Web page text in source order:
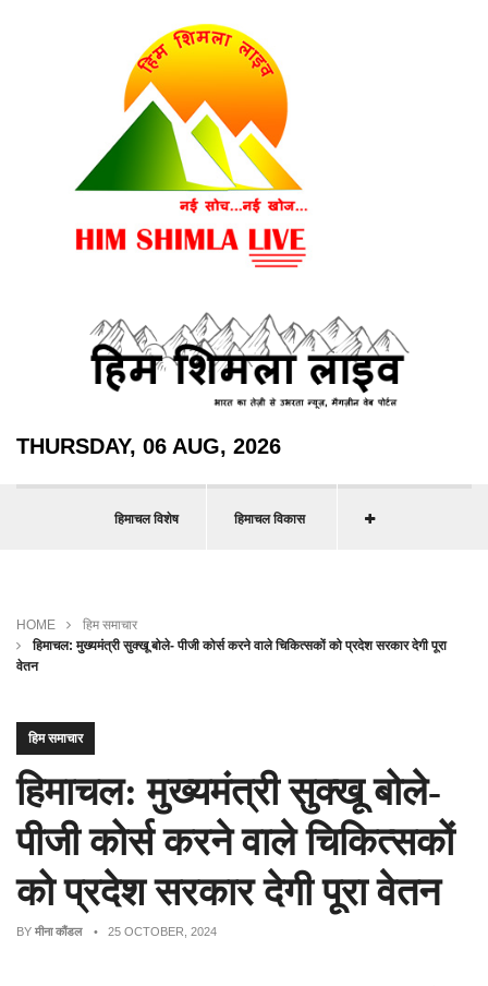
THURSDAY, 06 AUG, 2026
हिमाचल विशेष हिमाचल विकास
HOME
हिम समाचार
हिमाचल: मुख्यमंत्री सुक्खू बोले- पीजी कोर्स करने वाले चिकित्सकों को प्रदेश सरकार देगी पूरा
वेतन
हिम समाचार
हिमाचल: मुख्यमंत्री सुक्खू बोले-
पीजी कोर्स करने वाले चिकित्सकों
को प्रदेश सरकार देगी पूरा वेतन
BY मीना कौंडल • 25 OCTOBER, 2024